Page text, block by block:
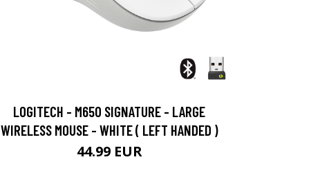
LOGITECH - M650 SIGNATURE - LARGE
WIRELESS MOUSE - WHITE ( LEFT HANDED )
44.99 EUR